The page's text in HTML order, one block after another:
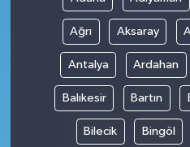
Ağrı Aksaray
Antalya Ardahan
Balıkesir Bartın
Bilecik Bingöl